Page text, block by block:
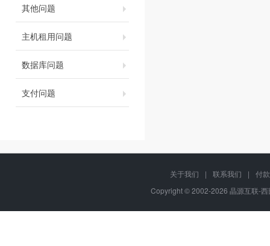
其他问题
主机租用问题
数据库问题
支付问题
关于我们 | 联系我们 |
付
Copyright © 2002-2026 晶源互联-